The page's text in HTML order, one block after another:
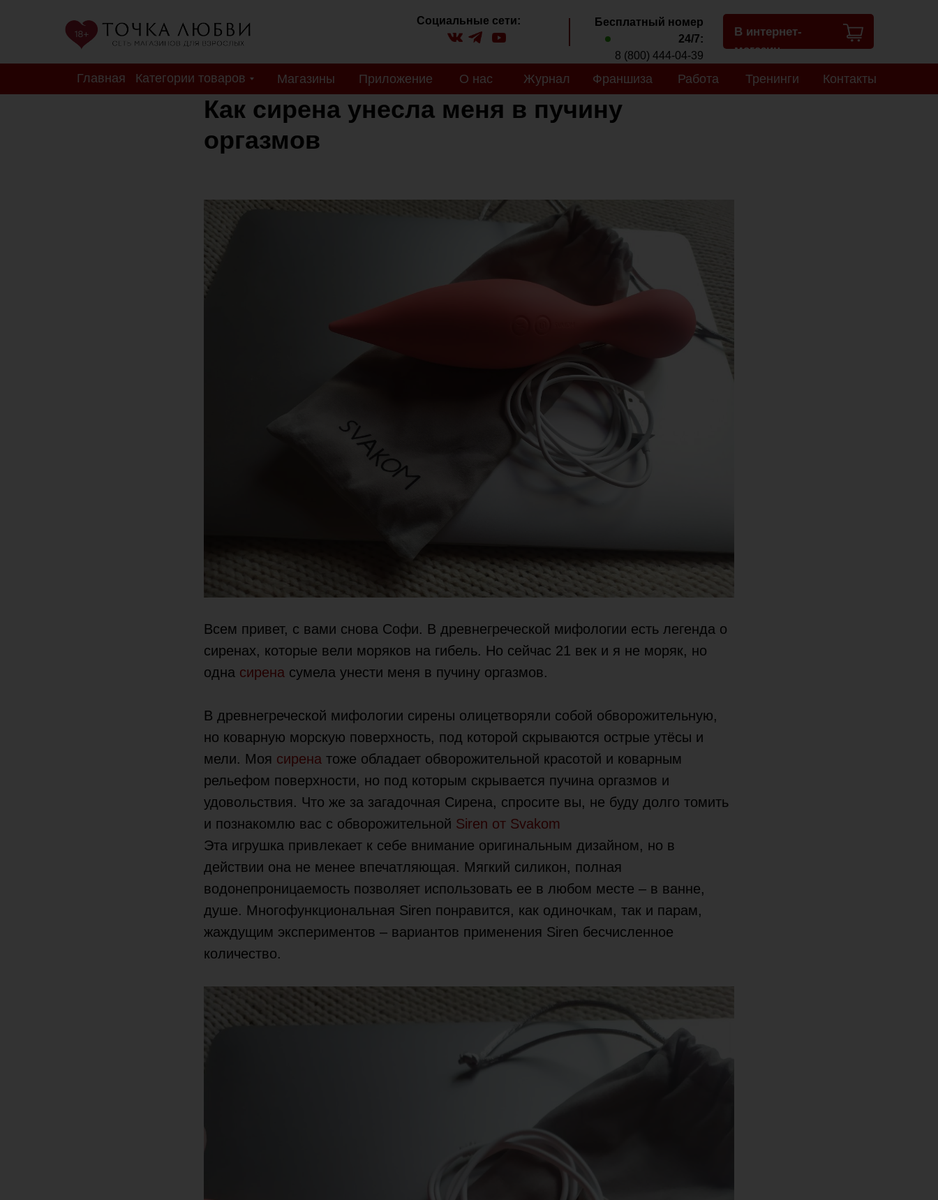
Бесплатный номер
24/7:
8 (800) 444-04-39
Социальные сети:
В интернет-
магазин
Магазины Приложение О нас Журнал Франшиза Работа Тренинги Контакты
Категории товаров
Главная
Как сирена унесла меня в пучину
оргазмов
Всем привет, с вами снова Софи. В древнегреческой мифологии есть легенда о
сиренах, которые вели моряков на гибель. Но сейчас 21 век и я не моряк, но
одна сирена сумела унести меня в пучину оргазмов.
В древнегреческой мифологии сирены олицетворяли собой обворожительную,
но коварную морскую поверхность, под которой скрываются острые утёсы и
мели. Моя сирена тоже обладает обворожительной красотой и коварным
рельефом поверхности, но под которым скрывается пучина оргазмов и
удовольствия. Что же за загадочная Сирена, спросите вы, не буду долго томить
и познакомлю вас с обворожительной Siren от Svakom
Эта игрушка привлекает к себе внимание оригинальным дизайном, но в
действии она не менее впечатляющая. Мягкий силикон, полная
водонепроницаемость позволяет использовать ее в любом месте – в ванне,
душе. Многофункциональная Siren понравится, как одиночкам, так и парам,
жаждущим экспериментов – вариантов применения Siren бесчисленное
количество.